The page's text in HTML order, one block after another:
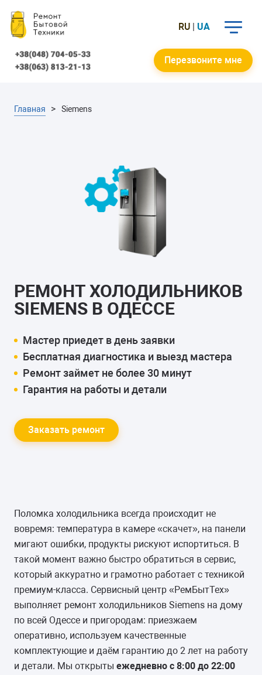
RU | UA
Перезвоните мне
Главная Siemens
РЕМОНТ ХОЛОДИЛЬНИКОВ
SIEMENS В ОДЕССЕ
Мастер приедет в день заявки
Бесплатная диагностика и выезд мастера
Ремонт займет не более 30 минут
Гарантия на работы и детали
Заказать ремонт
Поломка холодильника всегда происходит не
вовремя: температура в камере «скачет», на панели
мигают ошибки, продукты рискуют испортиться. В
такой момент важно быстро обратиться в сервис,
который аккуратно и грамотно работает с техникой
премиум-класса. Сервисный центр «РемБытТех»
выполняет ремонт холодильников Siemens на дому
по всей Одессе и пригородам: приезжаем
оперативно, используем качественные
комплектующие и даём гарантию до 2 лет на работу
и детали. Мы открыты ежедневно с 8:00 до 22:00